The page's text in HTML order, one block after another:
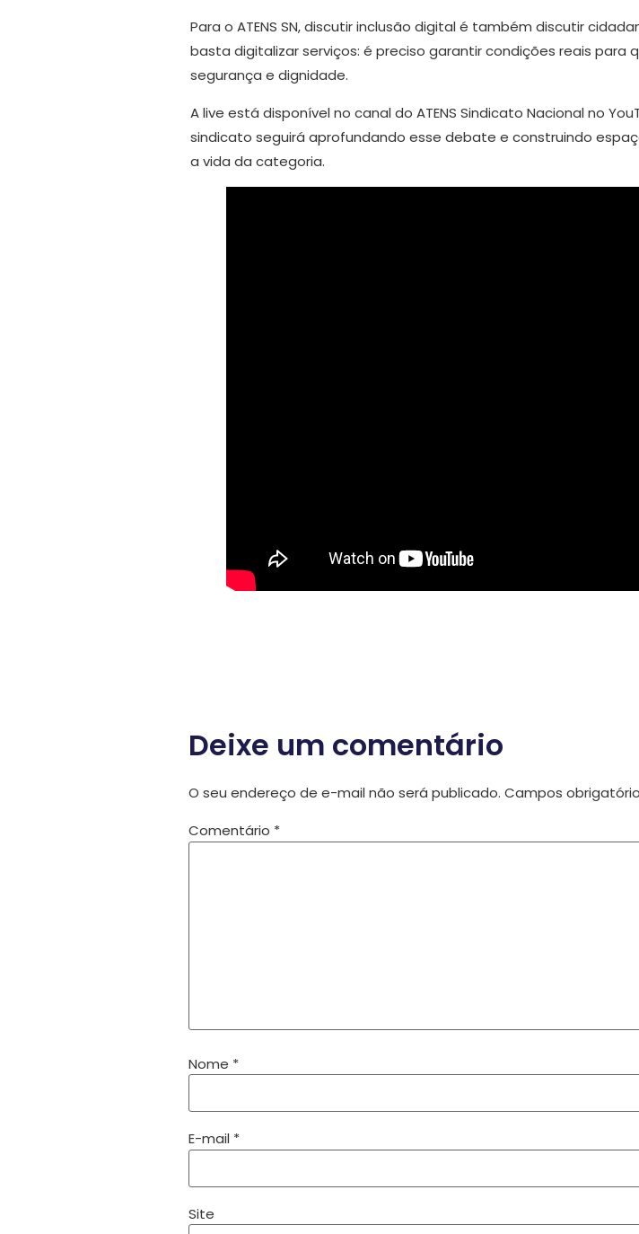
Para o ATENS SN, discutir inclusão digital é também discutir
basta digitalizar serviços: é preciso garantir condições reais
segurança e dignidade.
A live está disponível no canal do ATENS Sindicato Nacional no
sindicato seguirá aprofundando esse debate e construindo
a vida da categoria.
Deixe um comentário
O seu endereço de e-mail não será publicado. Campos
Comentário *
Nome *
E-mail *
Site